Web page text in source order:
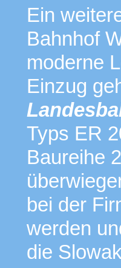
Ein
Bahnhof
moderne
Einzug
Typs ER
Baureihe
bei der
werden
die